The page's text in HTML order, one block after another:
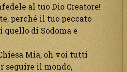
al tuo Dio Creatore!
perché il tuo peccato
quello di Sodoma e
Mia, oh voi tutti
seguire il mondo,